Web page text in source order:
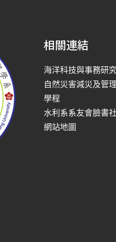
相關連結
海洋科技與事務研
自然災害減災及管
學程
水利系系友會臉書
網站地圖